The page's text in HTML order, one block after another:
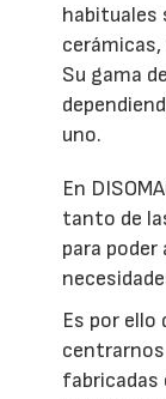
habituales
Su gama
uno.
En
tanto de
para
Es por
fabricadas